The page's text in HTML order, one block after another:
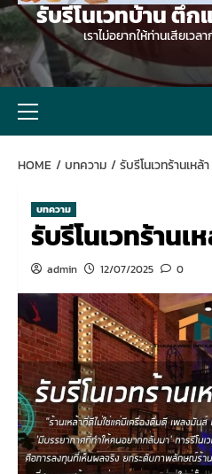
รับรีโนเวทบ้าน ตึ
เราไม่อยากให้ท่านเสียเว
Menu
HOME บทความ รับรีโนเวทร้านเหล้า
บทความ
รับรีโนเวทร้านเ
admin 12/07/2025 0